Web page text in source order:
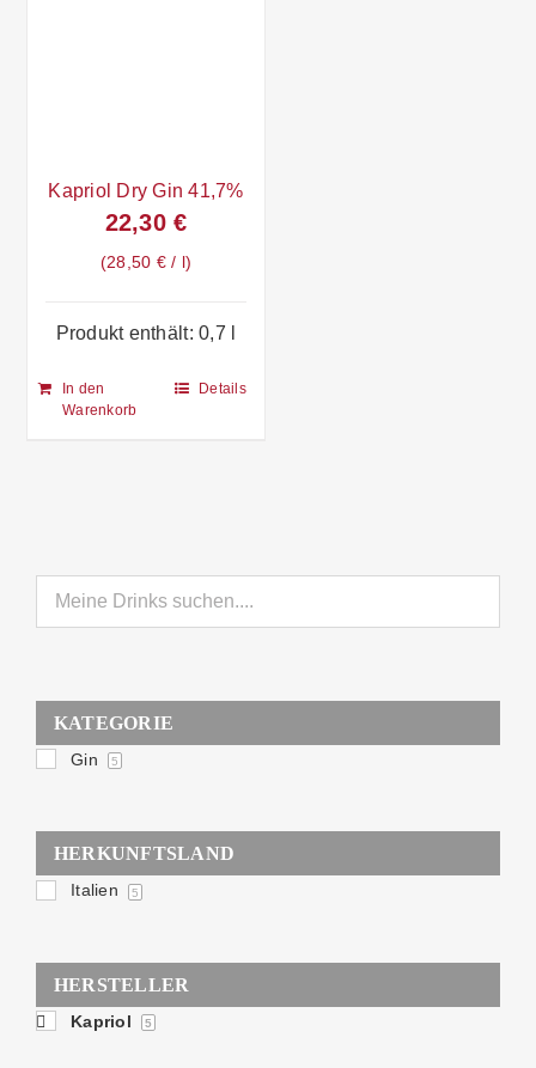
Kapriol Dry Gin 41,7%
22,30€
28,50 €/ l
Produkt enthält: 0,7 l
In den
Warenkorb
Details
KATEGORIE
Gin 5
HERKUNFTSLAND
Italien 5
HERSTELLER
Kapriol 5